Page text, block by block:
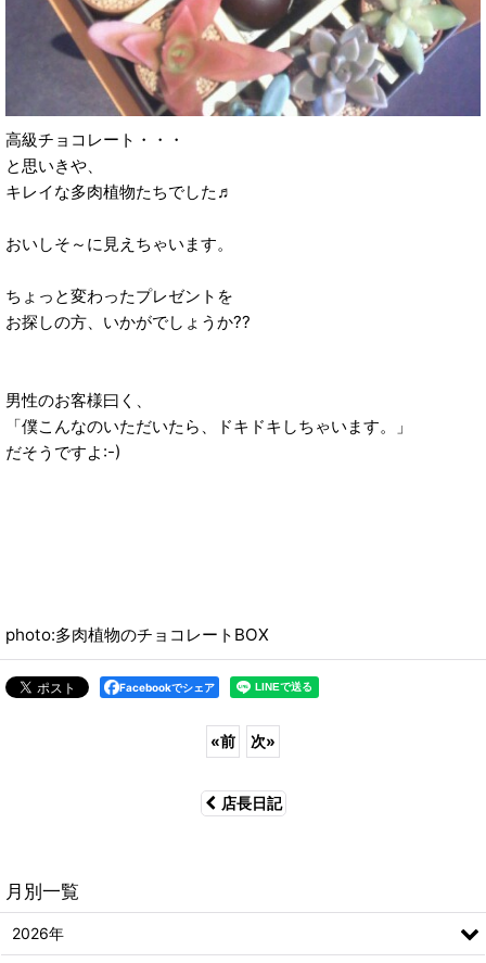
高級チョコレート・・・
と思いきや、
キレイな多肉植物たちでした♬
おいしそ～に見えちゃいます。
ちょっと変わったプレゼントを
お探しの方、いかがでしょうか??
男性のお客様曰く、
「僕こんなのいただいたら、ドキドキしちゃいます。」
だそうですよ:-)
photo:多肉植物のチョコレートBOX
Facebookでシェア
«前 次»
店長日記
月別一覧
2026年